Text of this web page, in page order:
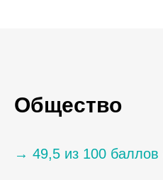
Общество
→ 49,5 из 100 баллов